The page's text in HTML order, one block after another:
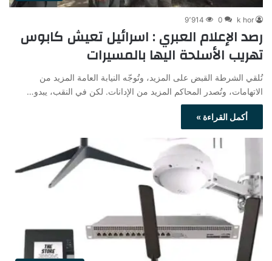
k hor
0 9٬914
رصد الإعلام العبري : اسرائيل تعيش كابوس
تهريب الأسلحة اليها بالمسيرات
تُلقي الشرطة القبض على المزيد، وتُوجّه النيابة العامة المزيد من
الاتهامات، وتُصدر المحاكم المزيد من الإدانات. لكن في النقب، يبدو…
أكمل القراءة »